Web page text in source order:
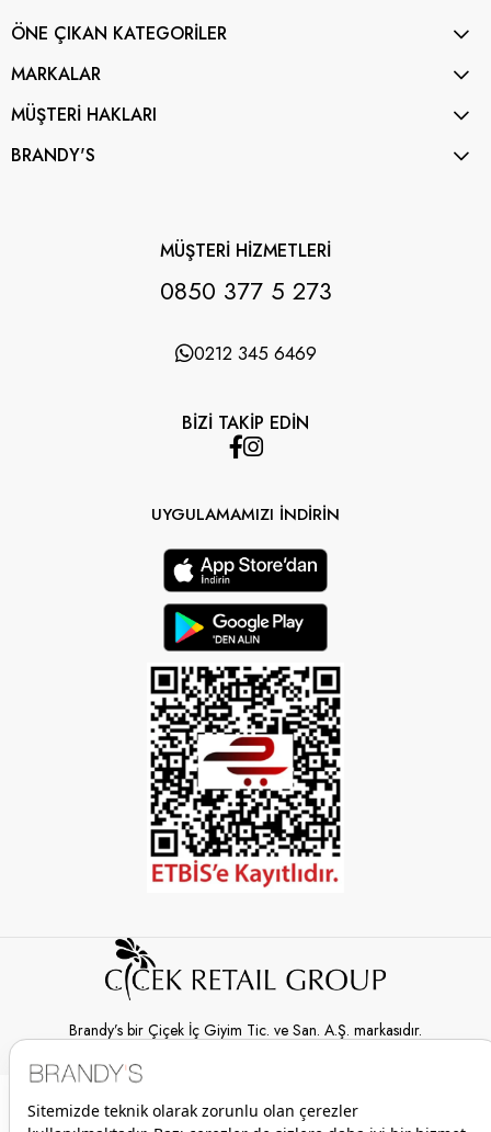
ÖNE ÇIKAN KATEGORİLER
MARKALAR
MÜŞTERİ HAKLARI
BRANDY'S
MÜŞTERİ HİZMETLERİ
0850 377 5 273
0212 345 6469
BİZİ TAKİP EDİN
UYGULAMAMIZI İNDİRİN
Brandy’s bir Çiçek İç Giyim Tic. ve San. A.Ş. markasıdır.
© 2026 Brandy’s | Her hakkı saklıdır.